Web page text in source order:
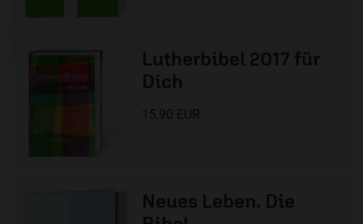
Lutherbibel 2017 für
Dich
15,90 EUR
Neues Leben. Die